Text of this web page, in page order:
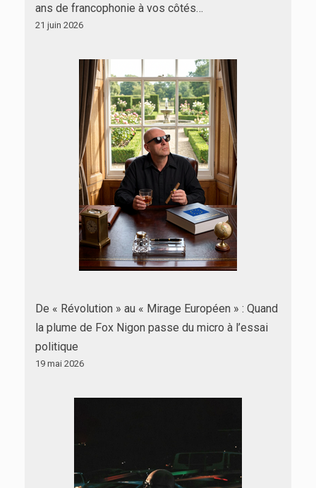
ans de francophonie à vos côtés…
21 juin 2026
De « Révolution » au « Mirage Européen » : Quand
la plume de Fox Nigon passe du micro à l’essai
politique
19 mai 2026